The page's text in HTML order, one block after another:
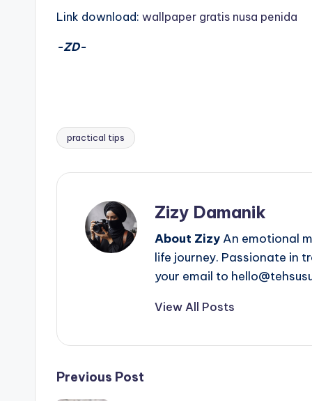
Link download: wallpaper gratis nusa penida
-ZD-
Tags:
practical tips
Zizy Damanik
About Zizy An emotional
life journey. Passionate in
your email to
View All Posts
Post
Previous Post